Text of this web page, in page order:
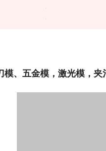
模、五金模，激光模，夹